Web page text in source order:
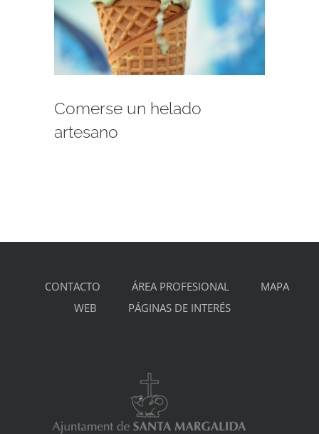
Comerse un helado
artesano
CONTACTO ÁREA PROFESIONAL
MAPA
WEB
PÁGINAS DE INTERÉS